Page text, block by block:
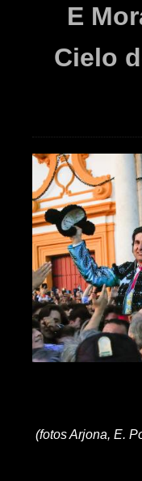
E
Cielo
(fotos Arjona, E.